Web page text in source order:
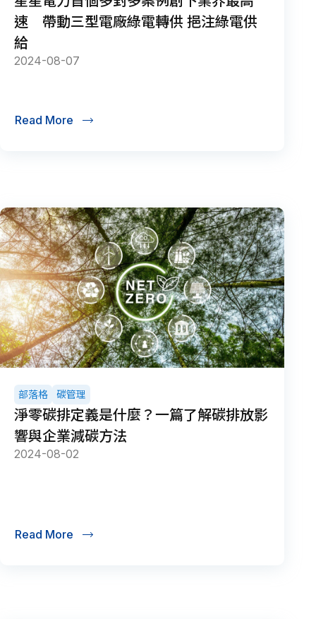
速 帶動三型電廠綠電轉供 挹注綠電供
給
2024-08-07
Read More
碳管理
部落格
淨零碳排定義是什麼？一篇了解碳排放影
響與企業減碳方法
2024-08-02
Read More